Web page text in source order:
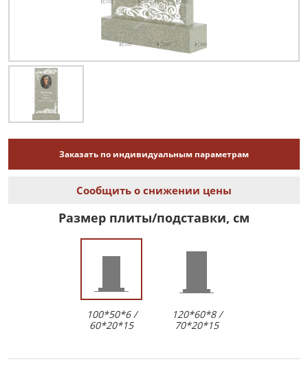
Заказать по индивидуальным параметрам
Сообщить о снижении цены
Размер плиты/подставки, см
100*50*6 /
60*20*15
120*60*8 /
70*20*15